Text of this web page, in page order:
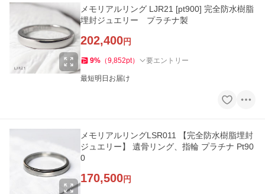
メモリアルリング LJR21 [pt900] 完全防水樹脂
埋封ジュエリー プラチナ製
202,400円
9% （9,852pt） 要エントリー
最短明日お届け
メモリアルリングLSR011 【完全防水樹脂埋封
ジュエリー】 遺骨リング、指輪 プラチナ Pt90
0
170,500円